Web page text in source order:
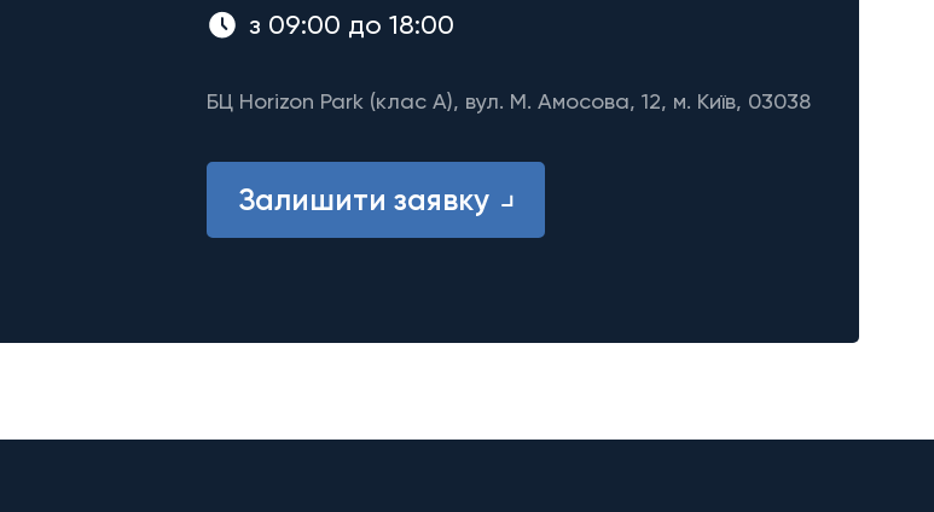
з 09:00 до 18:00
БЦ Horizon Park (клас A), вул. М. Амосова, 12, м. Київ, 03038
Залишити заявку